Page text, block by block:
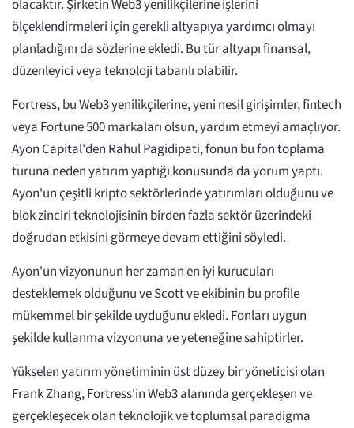
olacaktır. Şirketin Web3 yenilikçilerine işlerini
ölçeklendirmeleri için gerekli altyapıya yardımcı olmayı
planladığını da sözlerine ekledi. Bu tür altyapı finansal,
düzenleyici veya teknoloji tabanlı olabilir.
Fortress, bu Web3 yenilikçilerine, yeni nesil girişimler, fintech
veya Fortune 500 markaları olsun, yardım etmeyi amaçlıyor.
Ayon Capital'den Rahul Pagidipati, fonun bu fon toplama
turuna neden yatırım yaptığı konusunda da yorum yaptı.
Ayon'un çeşitli kripto sektörlerinde yatırımları olduğunu ve
blok zinciri teknolojisinin birden fazla sektör üzerindeki
doğrudan etkisini görmeye devam ettiğini söyledi.
Ayon'un vizyonunun her zaman en iyi kurucuları
desteklemek olduğunu ve Scott ve ekibinin bu profile
mükemmel bir şekilde uyduğunu ekledi. Fonları uygun
şekilde kullanma vizyonuna ve yeteneğine sahiptirler.
Yükselen yatırım yönetiminin üst düzey bir yöneticisi olan
Frank Zhang, Fortress'in Web3 alanında gerçekleşen ve
gerçekleşecek olan teknolojik ve toplumsal paradigma